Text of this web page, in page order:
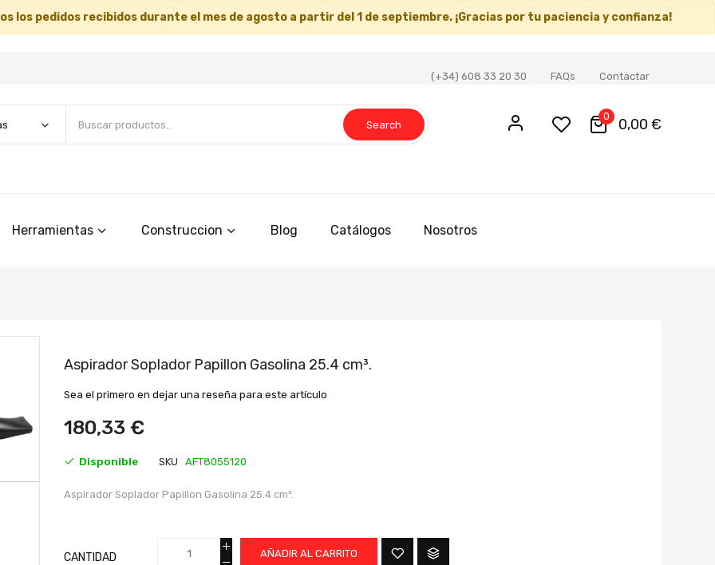
los pedidos recibidos durante el mes de agosto a partir del 1 de septiembre. ¡Gracias por tu paciencia y confianza!
(+34) 608 33 20 30 FAQs Contactar
Search
0 0,00 €
Herramientas Construccion Blog Catálogos Nosotros
comienzo
galería
Aspirador Soplador Papillon Gasolina 25.4 cm³.
Sea el primero en dejar una reseña para este artículo
180,33 €
Disponible SKU AFT8055120
Aspirador Soplador Papillon Gasolina 25.4 cm³.
CANTIDAD AÑADIR AL CARRITO